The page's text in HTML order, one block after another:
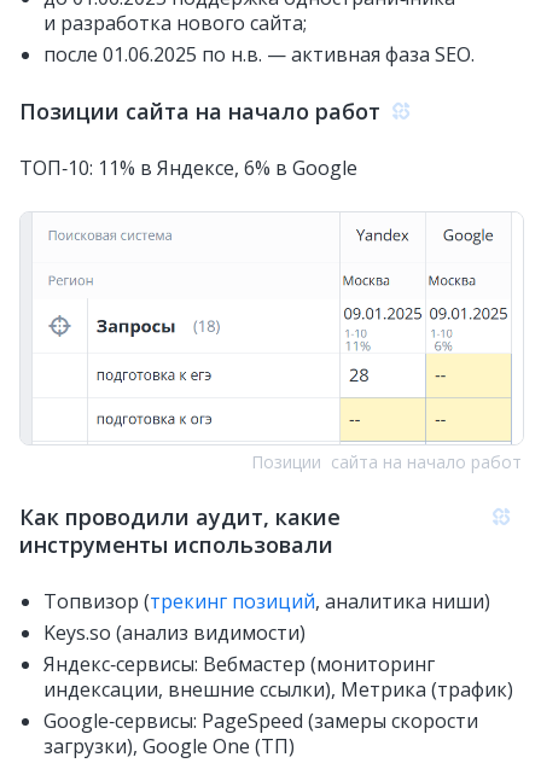
и разработка нового сайта;
после 01.06.2025 по н.в. — активная фаза SEO.
Позиции сайта на начало работ
ТОП‑10: 11% в Яндексе, 6% в Google
Позиции сайта на начало работ
Как проводили аудит, какие
инструменты использовали
Топвизор (трекинг позиций, аналитика ниши)
Keys.so (анализ видимости)
Яндекс‑сервисы: Вебмастер (мониторинг
индексации, внешние ссылки), Метрика (трафик)
Google‑сервисы: PageSpeed (замеры скорости
загрузки), Google One (ТП)